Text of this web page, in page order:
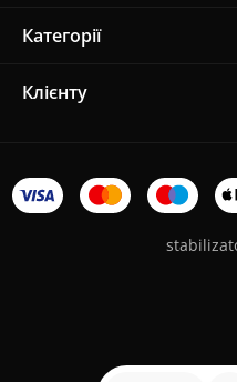
Категорії
Клієнту